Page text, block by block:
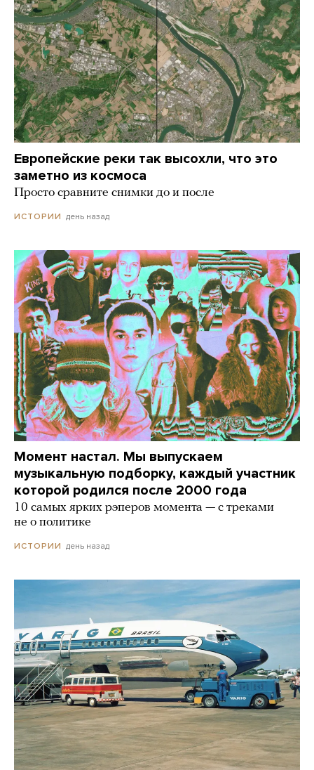
Европейские реки так высохли, что это
заметно из космоса
Просто сравните снимки до и после
ИСТОРИИ день назад
Момент настал. Мы выпускаем
музыкальную подборку, каждый участник
которой родился после 2000 года
10 самых ярких рэперов момента — с треками
не о политике
ИСТОРИИ день назад